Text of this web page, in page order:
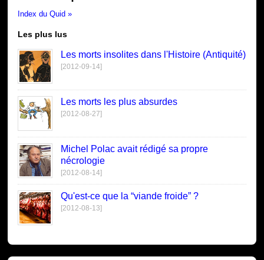
Index du Quid »
Les plus lus
Les morts insolites dans l'Histoire (Antiquité)
[2012-09-14]
Les morts les plus absurdes
[2012-08-27]
Michel Polac avait rédigé sa propre
nécrologie
[2012-08-14]
Qu'est-ce que la “viande froide” ?
[2012-08-13]